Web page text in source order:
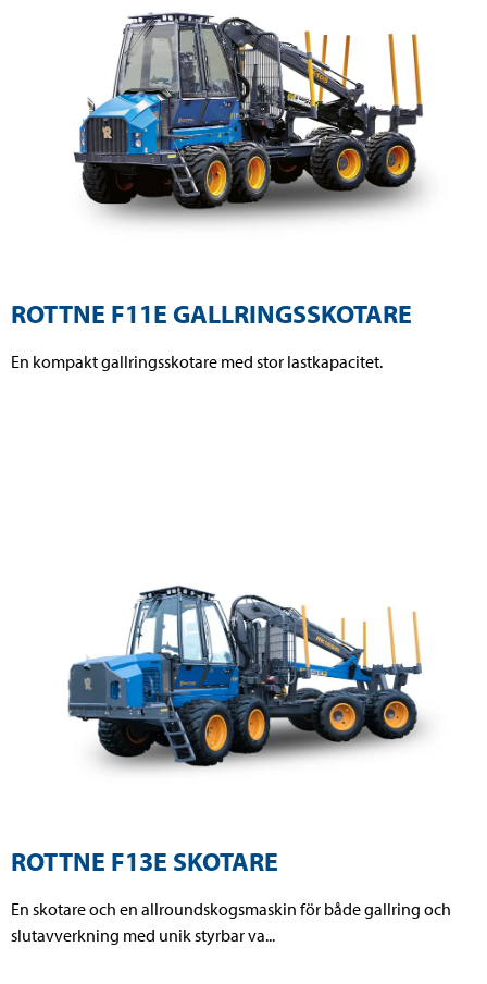
ROTTNE F11E GALLRINGSSKOTARE
En kompakt gallringsskotare med stor lastkapacitet.
ROTTNE F13E SKOTARE
En skotare och en allroundskogsmaskin för både gallring och
slutavverkning med unik styrbar va...